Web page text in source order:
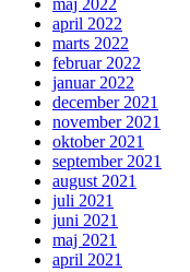
april 2022
marts 2022
februar 2022
januar 2022
december 2021
november 2021
oktober 2021
september 2021
august 2021
juli 2021
juni 2021
maj 2021
april 2021